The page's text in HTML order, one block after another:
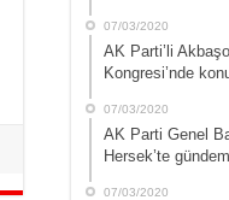
07/03/2020
AK Parti’li
Kongresi’nde
07/03/2020
AK Parti Genel
Hersek’te
07/03/2020